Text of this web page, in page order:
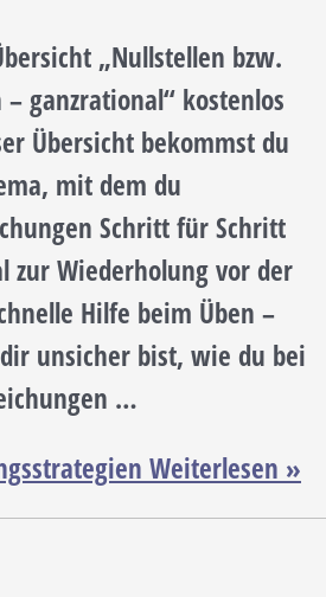
„Nullstellen bzw.
ganzrational“ kostenlos
Übersicht bekommst du
mit dem du
Schritt für Schritt
zur Wiederholung vor der
Hilfe beim Üben –
unsicher bist, wie du bei
…
Weiterlesen »